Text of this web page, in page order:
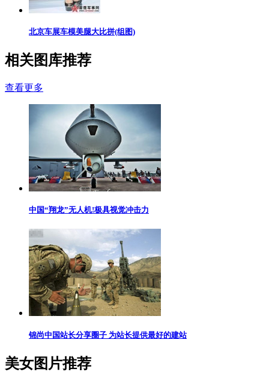
北京车展车模美腿大比拼(组图)
相关图库推荐
查看更多
中国“翔龙”无人机!极具视觉冲击力
锦尚中国站长分享圈子 为站长提供最好的建站
美女图片推荐